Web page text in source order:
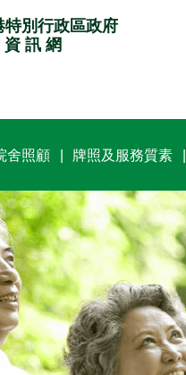
特別行政區政府
訊 網
舍照顧 牌照及服務質素